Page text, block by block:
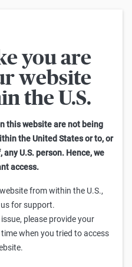
you are
website
the U.S.
this website are not being
the United States or to, or
U.S. person. Hence, we
access.
from within the U.S.,
for support.
please provide your
when you tried to access
açıklamalara bakınız.
kullanarak yapın ve
zaman rızanızı geri alabilir ve
sitesine ilişkin olarak,
etiketi, parmak izi ve web
kapsamaktadır. Daha fazla